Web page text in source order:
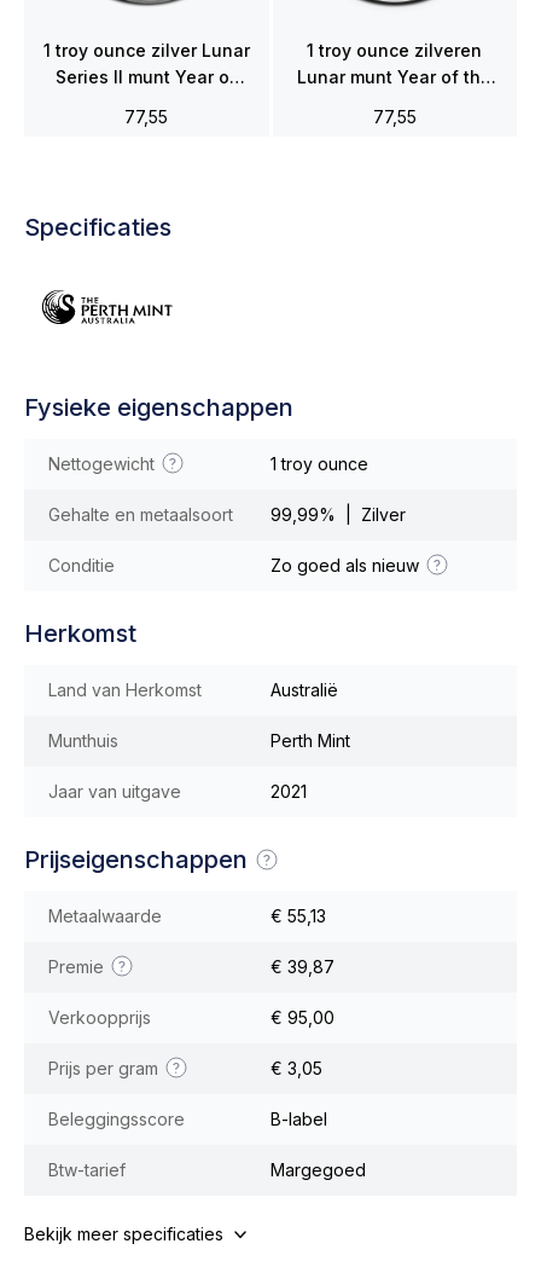
1 troy ounce zilver Lunar
Series II munt Year of
77,55
1 troy ounce zilveren
Lunar munt Year of the
77,55
Specificaties
Fysieke eigenschappen
Nettogewicht 1 troy ounce
Gehalte en metaalsoort 99,99% | Zilver
Conditie Zo goed als nieuw
Herkomst
Land van Herkomst Australië
Munthuis Perth Mint
Jaar van uitgave 2021
Prijseigenschappen
Metaalwaarde € 55,13
Premie € 39,87
Verkoopprijs € 95,00
Prijs per gram € 3,05
Beleggingsscore B-label
Btw-tarief Margegoed
Bekijk meer specificaties